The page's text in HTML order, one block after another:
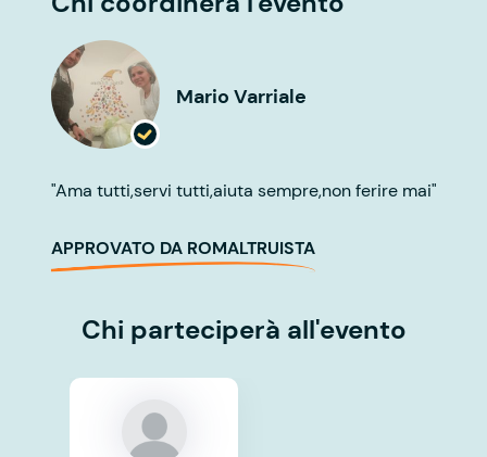
Mario Varriale
"Ama tutti,servi tutti,aiuta sempre,non ferire mai"
APPROVATO DA ROMALTRUISTA
Chi parteciperà all'evento